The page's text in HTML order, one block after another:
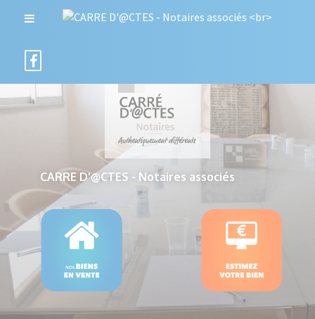
CARRE D'@CTES - Notaires associés